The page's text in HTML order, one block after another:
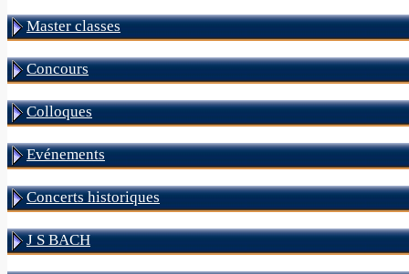
Master classes
Concours
Colloques
Evénements
Concerts historiques
J S BACH